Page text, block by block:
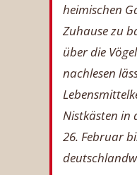
heimischen
Zuhause zu
über die
nachlesen
Nistkästen in
26. Februar